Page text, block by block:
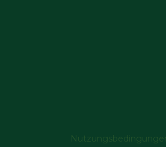
Nutzungsbedingungen